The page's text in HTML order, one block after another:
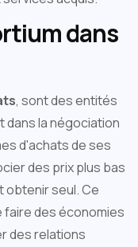
dans
, sont des entités
la négociation
d'achats de ses
des prix plus bas
obtenir seul. Ce
des économies
des relations